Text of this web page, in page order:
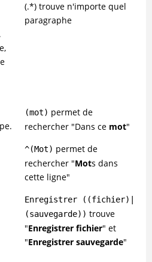
(.*) trouve n'importe quel
paragraphe
(mot) permet de
rechercher "Dans ce mot"
^(Mot) permet de
rechercher "Mots dans
cette ligne"
Enregistrer ((fichier)|
(sauvegarde)) trouve
"Enregistrer fichier" et
"Enregistrer sauvegarde"